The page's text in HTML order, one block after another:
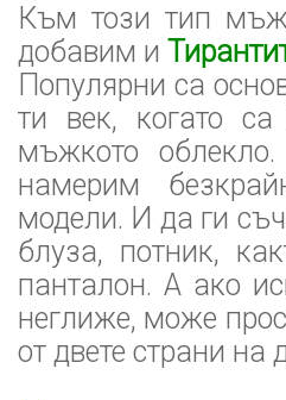
Към този тип
добавим и
Популярни са
ти век, когато
мъжкото
намерим
модели. И да ги
блуза, потник,
панталон. А ако
неглиже, може
от двете страни на